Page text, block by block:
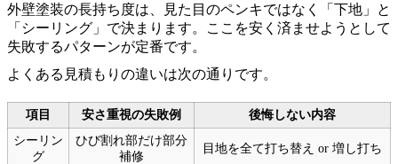
外壁塗装の長持ち度は、見た目のペンキではなく「下地」と
「シーリング」で決まります。ここを安く済ませようとして
失敗するパターンが定番です。
よくある見積もりの違いは次の通りです。
項目 安さ重視の失敗例
後悔しない内容
シーリン
グ
ひび割れ部だけ部分
補修
目地を全て打ち替え or 増し打ち